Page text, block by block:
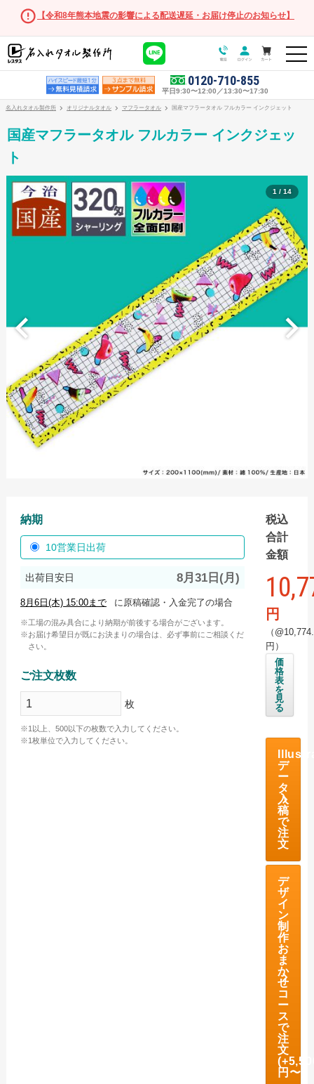
【令和8年熊本地震の影響による配送遅延・お届け停止のお知らせ】
0120-710-855
平日9:30〜12:00／13:30〜17:30
オリジナルタオル
手ぬぐい
スポーツタオル
ハンドタオル
ミニタオル
バスタオル
国産白ソフトタオル フルカラーインクジェット
国産白ソフトタオル 枠ありプリント
【最短翌日出荷】国産白ソフトタオル（タオル・のし
名入れなし）
国産白シリンダータオル
海外産白シリンダータオル
国産カラータオル ビビッド
国産カラータオル パステル
今治起毛フェイスタオル
名入れタオル製作所 オリジナルタオル マフラータオル 国産マフラータオル フルカラー インクジェット
国産マフラータオル フルカラー インクジェッ
ト
1 / 14
納期
10営業日出荷
出荷目安日 8月31日(月)
に原稿確認・入金完了の場合
工場の混み具合により納期が前後する場合がございます。
お届け希望日が既にお決まりの場合は、必ず事前にご相談くだ
さい。
ご注文枚数
枚
※1以上、500以下の枚数で入力してください。
※1枚単位で入力してください。
税込
合計
金額
円
（
円）
価
格
表
を
見
る
デ
ー
タ
入
稿
で
注
文
デ
ザ
イ
ン
制
作
お
ま
か
せ
コ
ー
ス
で
注
文
円〜)